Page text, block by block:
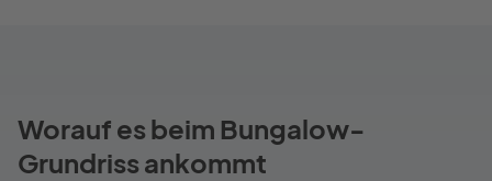
Worauf es beim Bungalow-
Grundriss ankommt